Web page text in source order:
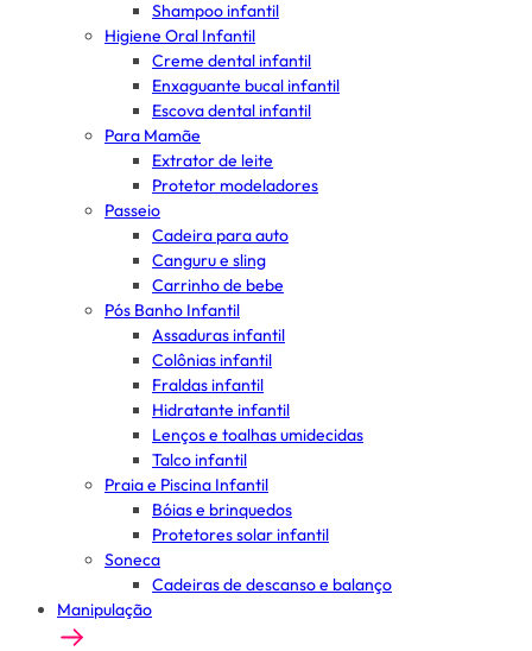
Shampoo infantil
Higiene Oral Infantil
Creme dental infantil
Enxaguante bucal infantil
Escova dental infantil
Para Mamãe
Extrator de leite
Protetor modeladores
Passeio
Cadeira para auto
Canguru e sling
Carrinho de bebe
Pós Banho Infantil
Assaduras infantil
Colônias infantil
Fraldas infantil
Hidratante infantil
Lenços e toalhas umidecidas
Talco infantil
Praia e Piscina Infantil
Bóias e brinquedos
Protetores solar infantil
Soneca
Cadeiras de descanso e balanço
Manipulação